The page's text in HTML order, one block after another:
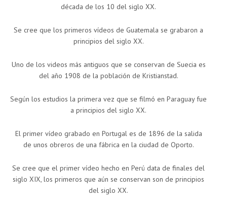
década de los 10 del siglo XX.
Se cree que los primeros vídeos de Guatemala se grabaron a
principios del siglo XX.
Uno de los videos más antiguos que se conservan de Suecia es
del año 1908 de la población de Kristianstad.
Según los estudios la primera vez que se filmó en Paraguay fue
a principios del siglo XX.
El primer vídeo grabado en Portugal es de 1896 de la salida
de unos obreros de una fábrica en la ciudad de Oporto.
Se cree que el primer vídeo hecho en Perú data de finales del
siglo XIX, los primeros que aún se conservan son de principios
del siglo XX.